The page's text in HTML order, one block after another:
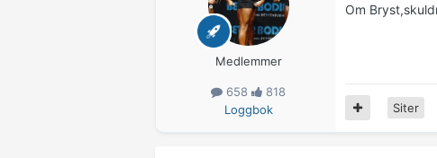
Medlemmer
658
818
Loggbok
Om
Siter